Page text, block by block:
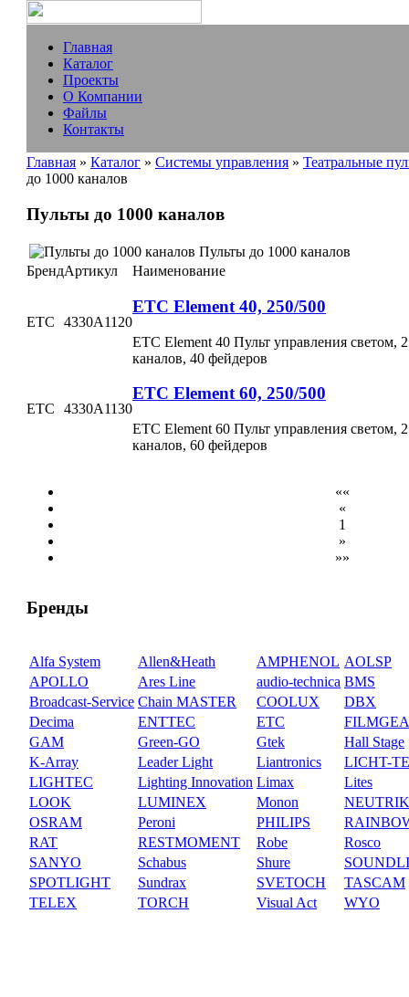
Главная
Каталог
Проекты
О Компании
Файлы
Контакты
Главная » Каталог » Системы управления » Театральные
до 1000 каналов
Пульты до 1000 каналов
Пульты до 1000 каналов
БрендАртикул Наименование
ETC 4330A1120
ETC Element 40, 250/500
ETC Element 40 Пульт управления светом,
каналов, 40 фейдеров
ETC 4330A1130
ETC Element 60, 250/500
ETC Element 60 Пульт управления светом,
каналов, 60 фейдеров
««
«
1
»
»»
Бренды
Alfa System Allen&Heath AMPHENOL AOLSP
APOLLO
Ares Line audio-technica BMS
Broadcast-Service Chain MASTER COOLUX
DBX
Decima
ENTTEC ETC
GAM
Green-GO Gtek
Hall Stage
K-Array
Leader Light Liantronics
LICHT-
LIGHTEC
Lighting Innovation Limax
Lites
LOOK
LUMINEX Monon
NEUTRIK
OSRAM
Peroni PHILIPS
RAT
RESTMOMENT Robe
Rosco
SANYO
Schabus Shure
SPOTLIGHT
Sundrax SVETOCH
TASCAM
TELEX
TORCH Visual Act WYO